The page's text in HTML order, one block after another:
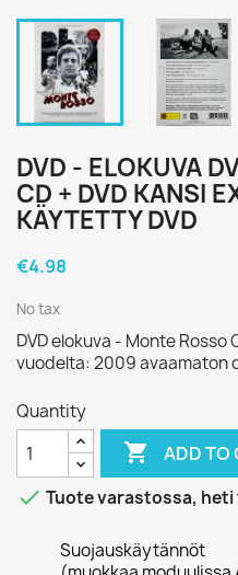
DVD - ELOKUVA
CD + DVD KANSI
KÄYTETTY DVD
€4.98
No tax
DVD elokuva - Monte Rosso
vuodelta: 2009 avaamaton
Quantity
 ADD TO
 Tuote varastossa,
Suojauskäytännöt